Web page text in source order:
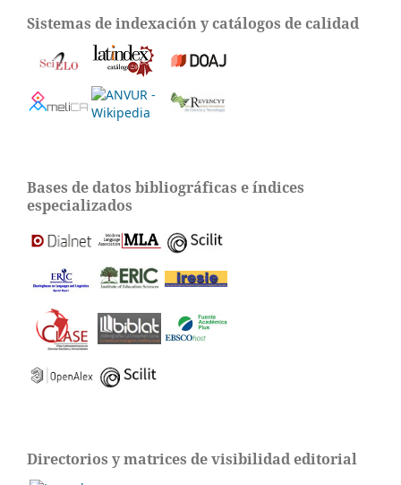
Sistemas de indexación y catálogos de calidad
Bases de datos bibliográficas e índices
especializados
Directorios y matrices de visibilidad editorial